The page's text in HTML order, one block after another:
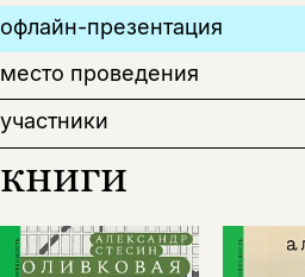
офлайн-презентация
место проведения
участники
книги
За подписку дарим
скидку 15%
Я соглашаюсь с
электронный адрес.
Я соглашаюсь с
Эта книга
не
вам уже исполнилось 18